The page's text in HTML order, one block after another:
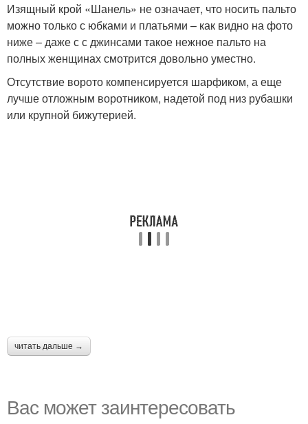
Изящный крой «Шанель» не означает, что носить пальто
можно только с юбками и платьями – как видно на фото
ниже – даже с с джинсами такое нежное пальто на
полных женщинах смотрится довольно уместно.
Отсутствие ворото компенсируется шарфиком, а еще
лучше отложным воротником, надетой под низ рубашки
или крупной бижутерией.
читать дальше →
Вас может заинтересовать